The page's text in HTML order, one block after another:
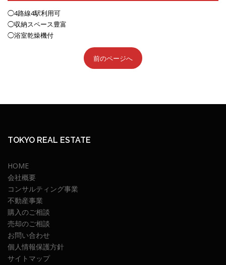
◯4路線4駅利用可
◯収納スペース豊富
◯浴室乾燥機付
前のページへ
TOKYO REAL ESTATE
HOME
会社概要
コンサルティング事業
不動産事業
購入のご相談
売却のご相談
お問い合わせ
個人情報保護方針
サイトマップ